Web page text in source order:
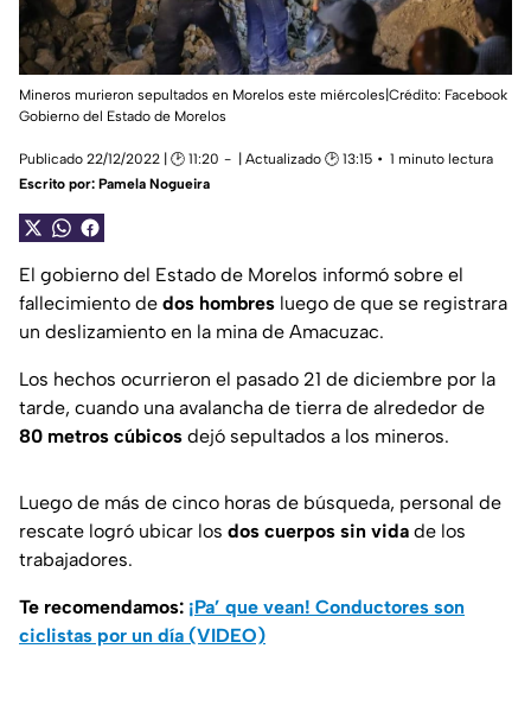
Mineros murieron sepultados en Morelos este miércoles|Crédito: Facebook
Gobierno del Estado de Morelos
Publicado 22/12/2022 | 🕑 11:20 | Actualizado 🕑 13:15
1 minuto lectura
Escrito por: Pamela Nogueira
El gobierno del Estado de Morelos informó sobre el
fallecimiento de dos hombres luego de que se registrara
un deslizamiento en la mina de Amacuzac.
Los hechos ocurrieron el pasado 21 de diciembre por la
tarde, cuando una avalancha de tierra de alrededor de
80 metros cúbicos dejó sepultados a los mineros.
Luego de más de cinco horas de búsqueda, personal de
rescate logró ubicar los dos cuerpos sin vida de los
trabajadores.
Te recomendamos: ¡Pa’ que vean! Conductores son
ciclistas por un día (VIDEO)